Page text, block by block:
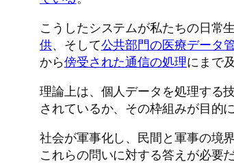
こうしたシステムが私たちの日常
供、そして公共部門の医療データ
から傍受された通信の処理にまで
理論上は、個人データを処理する
されているか、その枠組みが目的
社会が軍事化し、民間と軍事の境
これらの問いに対する答えが必要だ